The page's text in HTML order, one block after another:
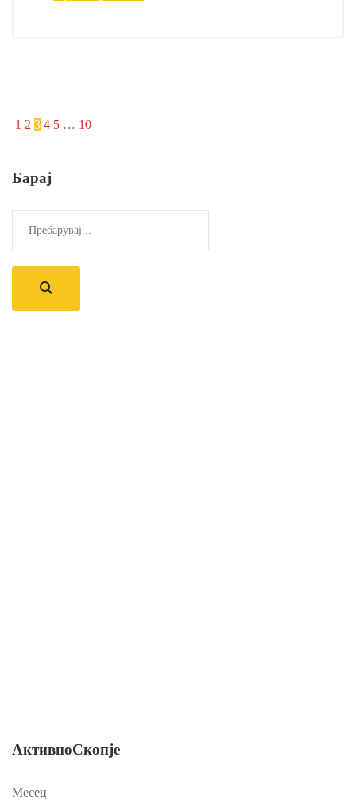
1 2 3 4 5 … 10
Барај
АктивноСкопје
Месец